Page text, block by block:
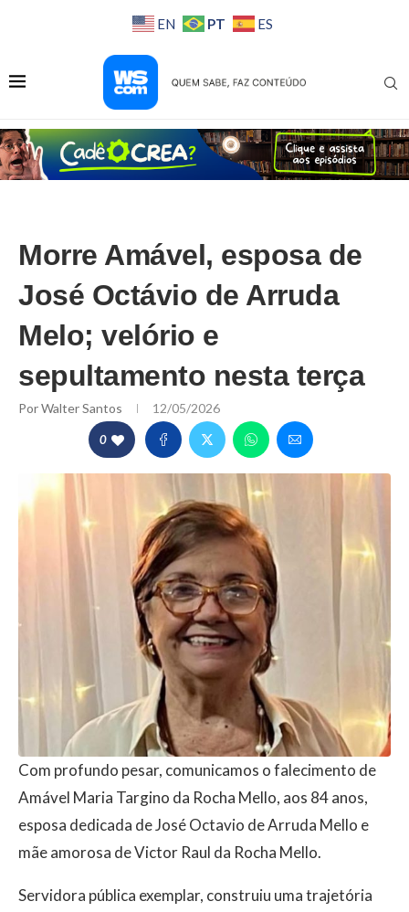
EN PT ES
Morre Amável, esposa de
José Octávio de Arruda
Melo; velório e
sepultamento nesta terça
PorWalter Santos 12/05/2026
0
Com profundo pesar, comunicamos o falecimento de
Amável Maria Targino da Rocha Mello, aos 84 anos,
esposa dedicada de José Octavio de Arruda Mello e
mãe amorosa de Victor Raul da Rocha Mello.
Servidora pública exemplar, construiu uma trajetória